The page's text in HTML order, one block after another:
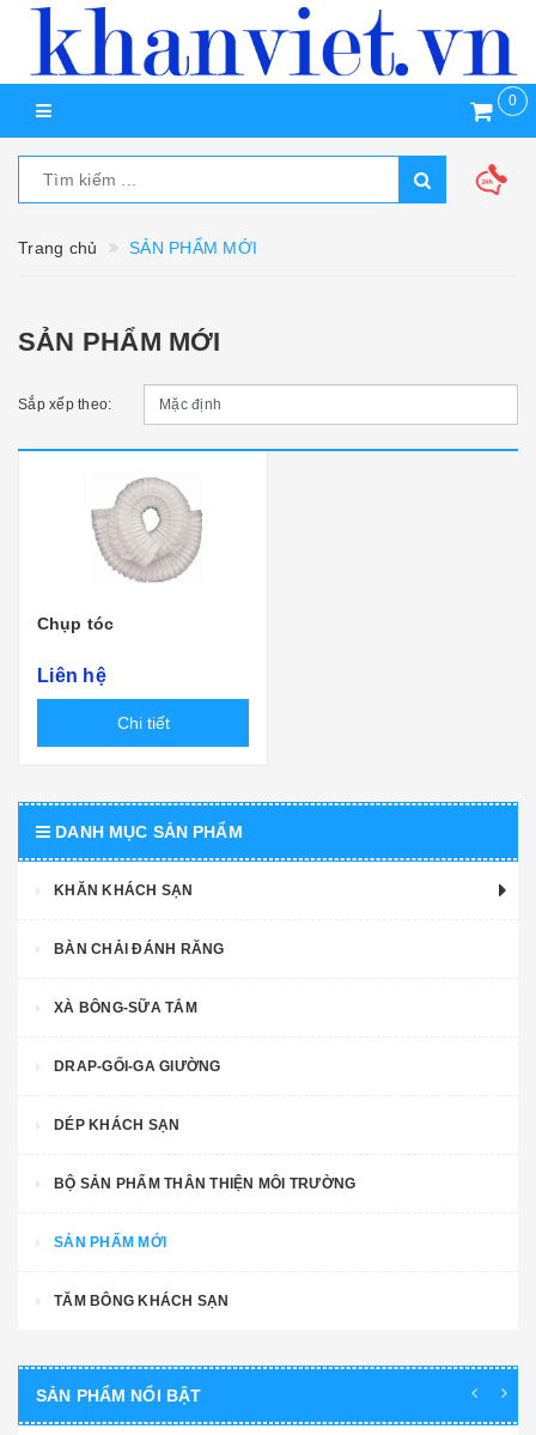
0
Trang chủ SẢN PHẨM MỚI
SẢN PHẨM MỚI
Sắp xếp theo:
Chụp tóc
Liên hệ
Chi tiết
DANH MỤC SẢN PHẨM
KHĂN KHÁCH SẠN
BÀN CHẢI ĐÁNH RĂNG
XÀ BÔNG-SỮA TẮM
DRAP-GỐI-GA GIƯỜNG
DÉP KHÁCH SẠN
BỘ SẢN PHẨM THÂN THIỆN MÔI TRƯỜNG
SẢN PHẨM MỚI
TĂM BÔNG KHÁCH SẠN
SẢN PHẨM NỔI BẬT